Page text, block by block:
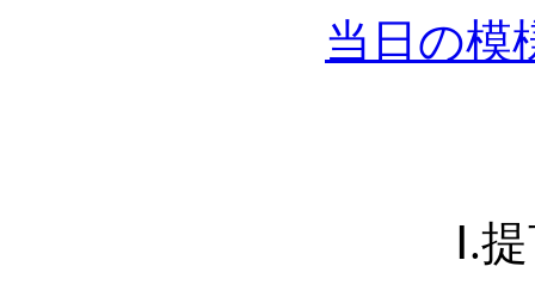
当日の模
Ⅰ.